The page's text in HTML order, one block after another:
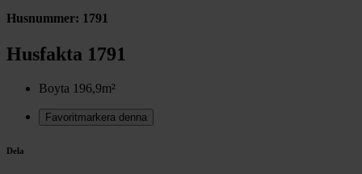
Husnummer: 1791
Husfakta 1791
Boyta 196,9m²
Favoritmarkera denna
Dela